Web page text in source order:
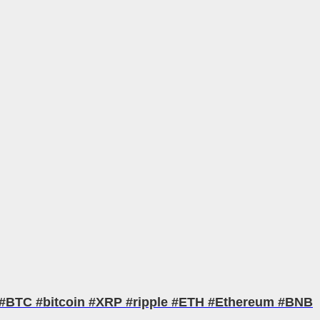
#bitcoin #XRP #ripple #ETH #Ethereum #BNB